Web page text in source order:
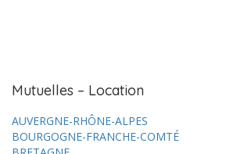
Mutuelles – Location
AUVERGNE-RHÔNE-ALPES
BOURGOGNE-FRANCHE-COMTÉ